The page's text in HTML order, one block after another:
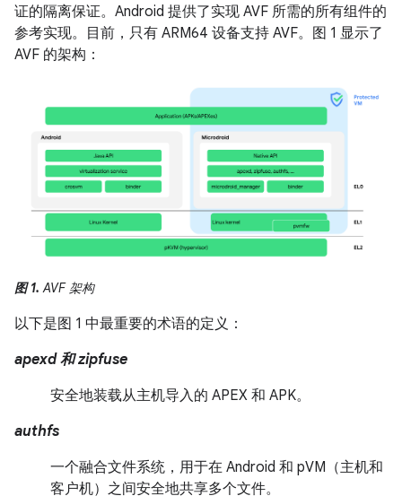
证的隔离保证。Android 提供了实现 AVF 所需的所有组件的
参考实现。目前，只有 ARM64 设备支持 AVF。图 1 显示了
AVF 的架构：
图 1. AVF 架构
以下是图 1 中最重要的术语的定义：
apexd 和 zipfuse
安全地装载从主机导入的 APEX 和 APK。
authfs
一个融合文件系统，用于在 Android 和 pVM（主机和
客户机）之间安全地共享多个文件。